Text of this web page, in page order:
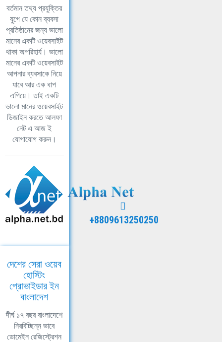
বর্তমান তথ্য প্রযুক্তির
যুগে যে কোন ব্যবসা
প্রতিষ্ঠানের জন্য ভালো
মানের একটি ওয়েবসাইট
থাকা অপরিহার্য। ভালো
মানের একটি ওয়েবসাইট
আপনার ব্যবসাকে নিয়ে
যাবে আর এক ধাপ
এগিয়ে। তাই একটি
ভালো মানের ওয়েবসাইট
ডিজাইন করতে আলফা
নেট এ আজ ই
যোগাযোগ করুন।
+8809613250250
দেশের সেরা ওয়েব
হোস্টিং
প্রোভাইডার ইন
বাংলাদেশ
দীর্ঘ ১৭ বছর বাংলাদেশে
নিরবিচ্ছিন্ন ভাবে
ডোমেইন রেজিস্ট্রেশন